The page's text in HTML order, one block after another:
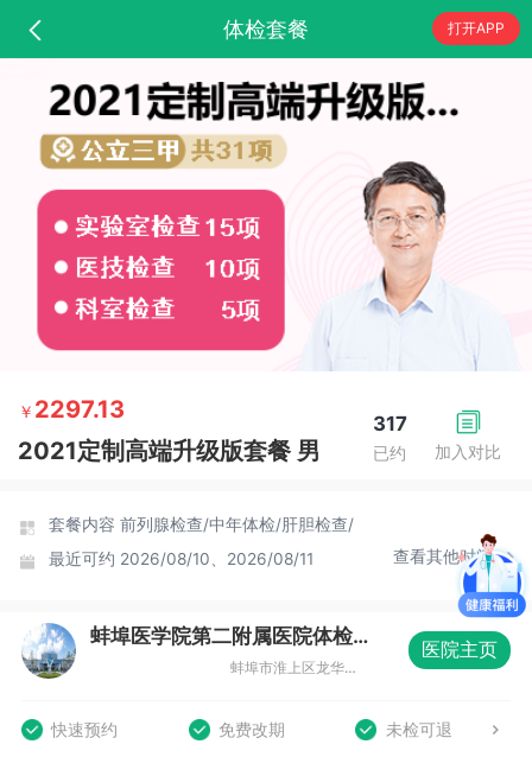
体检套餐 打开APP
加入对比
317
已约
￥ 2297.13
2021定制高端升级版套餐 男
套餐内容 前列腺检查/中年体检/肝胆检查/
最近可约 2026/08/10、2026/08/11 查看其他时间
蚌埠医学院第二附属医院体检中心（总院区）
蚌埠市淮上区龙华路633号健康体检中心
医院主页
快速预约 免费改期 未检可退